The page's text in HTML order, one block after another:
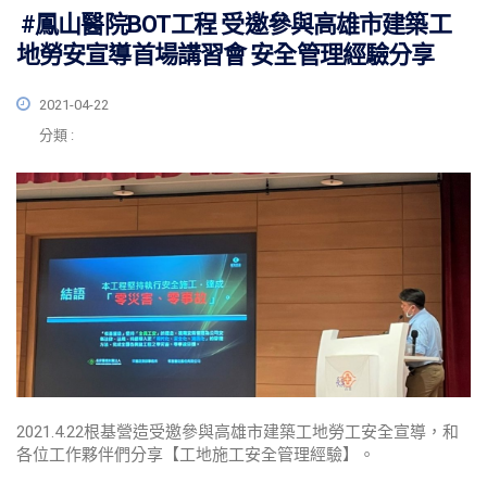
#鳳山醫院BOT工程 受邀參與高雄市建築工
地勞安宣導首場講習會 安全管理經驗分享
2021-04-22
分類 :
2021.4.22根基營造受邀參與高雄市建築工地勞工安全宣導，和
各位工作夥伴們分享【工地施工安全管理經驗】。